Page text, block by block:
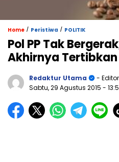
Home / Peristiwa / POLITIK
Pol PP Tak
Akhirnya Tertibkan
Redaktur Utama
-
Sabtu, 29 Agustus 2015 -